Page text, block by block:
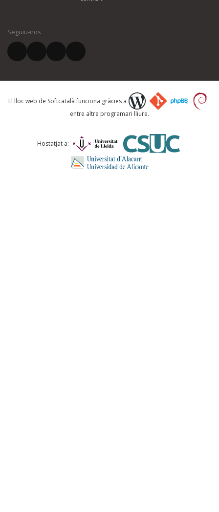
El vostre correu electrònic *
Què proposeu?
Comentari *
Seguiu-nos
El lloc web de Softcatalà funciona gràcies a
entre altre programari lliure.
Hostatjat a: